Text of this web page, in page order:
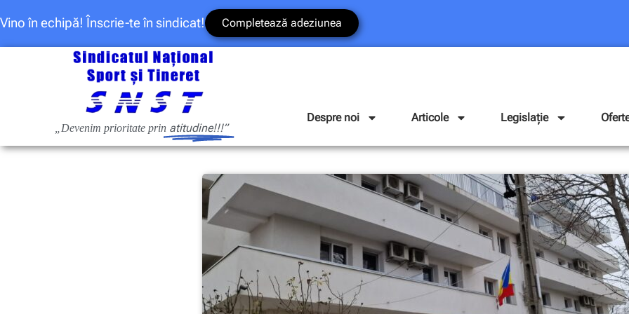
Vino în echipă! Înscrie-te în sindicat! Completează adeziunea
„Devenim prioritate prin atitudine!!!”
Despre noi Articole Legislație